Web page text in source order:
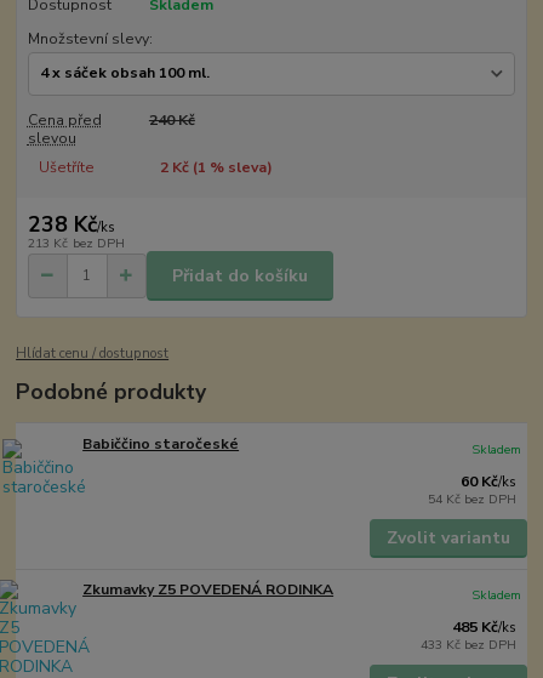
Dostupnost
Skladem
Množstevní slevy:
Cena před
slevou
240 Kč
Ušetříte 2 Kč (1 % sleva)
238 Kč/ks
213 Kč bez DPH
Přidat do košíku
Hlídat cenu / dostupnost
Podobné produkty
Babiččino staročeské
60 Kč/ks
54 Kč bez DPH
Skladem
Zvolit variantu
Zkumavky Z5 POVEDENÁ RODINKA
485 Kč/ks
433 Kč bez DPH
Skladem